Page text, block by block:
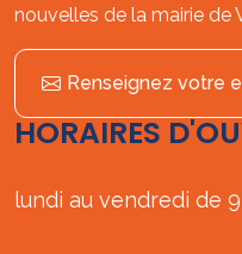
nouvelles de la mairie de
Renseignez votre
HORAIRES
lundi au vendredi de